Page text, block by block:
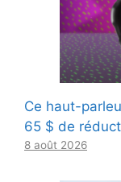
Ce haut-
65 $ de
8 août 2026